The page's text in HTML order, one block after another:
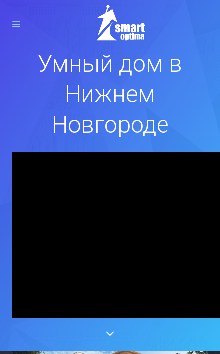
Умный дом в
Нижнем
Новгороде